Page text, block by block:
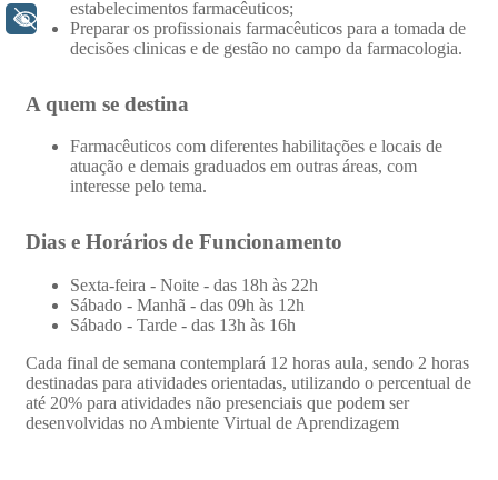
+ Acessibilidade